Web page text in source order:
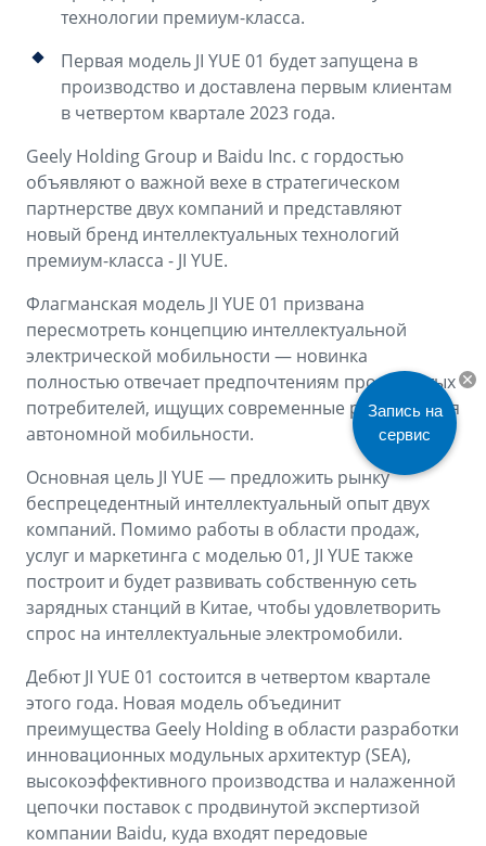
MONJARO
от 4 349 990 ₽*
PREFACE
от 3 079 990 ₽*
Аксессуары
ФИНАНСЫ И УСЛУГИ
Автокредит
Расчет КАСКО
Страхование
GEELY Лизинг
Советы по эксплуатации
Спецпредложения
ПОДДЕРЖКА
Помощь на дорогах
Гарантия Geely
Сервисная книжка
Вопросы и ответы
технологии премиум-класса.
Первая модель JI YUE 01 будет запущена в
производство и доставлена первым клиентам
в четвертом квартале 2023 года.
Geely Holding Group и Baidu Inc. с гордостью
объявляют о важной вехе в стратегическом
партнерстве двух компаний и представляют
новый бренд интеллектуальных технологий
премиум-класса - JI YUE.
Флагманская модель JI YUE 01 призвана
пересмотреть концепцию интеллектуальной
электрической мобильности — новинка
полностью отвечает предпочтениям продвинутых
потребителей, ищущих современные решения для
автономной мобильности.
Основная цель JI YUE — предложить рынку
беспрецедентный интеллектуальный опыт двух
компаний. Помимо работы в области продаж,
услуг и маркетинга с моделью 01, JI YUE также
построит и будет развивать собственную сеть
зарядных станций в Китае, чтобы удовлетворить
спрос на интеллектуальные электромобили.
Дебют JI YUE 01 состоится в четвертом квартале
этого года. Новая модель объединит
преимущества Geely Holding в области разработки
инновационных модульных архитектур (SEA),
высокоэффективного производства и налаженной
цепочки поставок с продвинутой экспертизой
компании Baidu, куда входят передовые
Запись на
сервис